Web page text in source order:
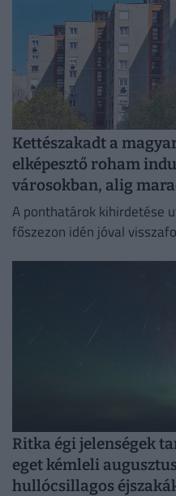
Kettészakadt a
elképesztő roham
városokban, alig
A ponthatárok kihirdetése
főszezon idén jóval
Ritka égi jelenségek
eget kémleli
hullócsillagos